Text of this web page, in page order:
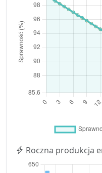
Roczna produkcja